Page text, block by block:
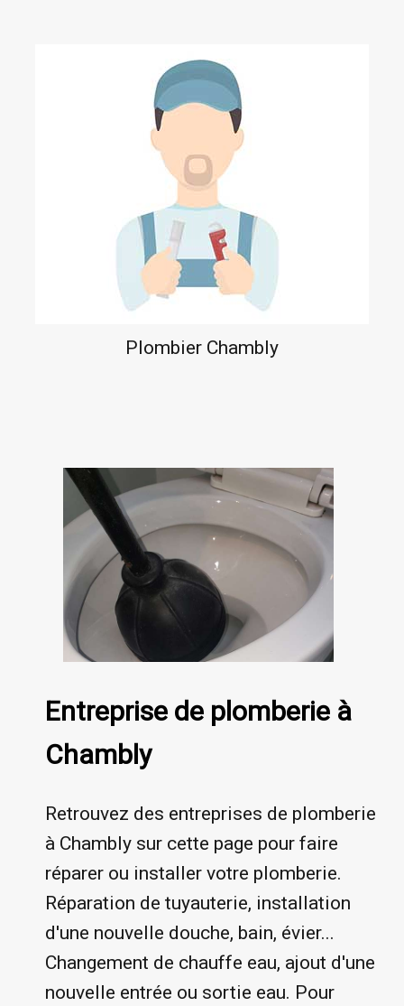
Plombier Chambly
Entreprise de plomberie à
Chambly
Retrouvez des entreprises de plomberie
à Chambly sur cette page pour faire
réparer ou installer votre plomberie.
Réparation de tuyauterie, installation
d'une nouvelle douche, bain, évier...
Changement de chauffe eau, ajout d'une
nouvelle entrée ou sortie eau. Pour